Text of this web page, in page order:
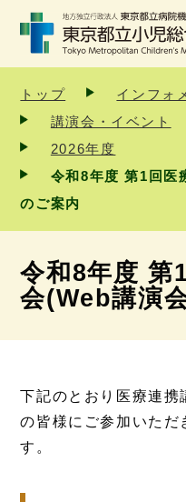
トップ
インフォ
講演会・イベント
2026年度
令和8年度 第1回医
のご案内
令和8年度 第
会(Web講演
下記のとおり医療連携
の皆様にご参加いただ
す。